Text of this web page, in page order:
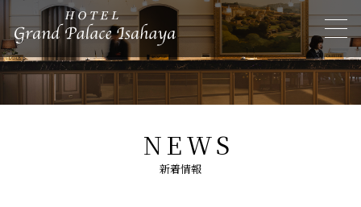
NEWS
新着情報